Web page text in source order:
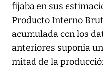
fijaba en sus
Producto Interno
acumulada con los
anteriores suponía
mitad de la